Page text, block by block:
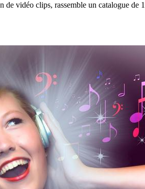
vidéo clips, rassemble un catalogue